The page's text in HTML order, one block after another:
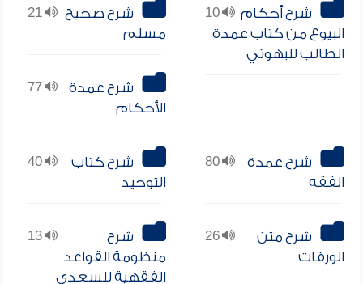
10
شرح أحكام
البيوع من كتاب عمدة
الطالب للبهوتي
21
شرح صحيح
مسلم
77
شرح عمدة
الأحكام
80
شرح عمدة
الفقه
40
شرح كتاب
التوحيد
26
شرح متن
الورقات
13
شرح
منظومة القواعد
الفقهية للسعدي